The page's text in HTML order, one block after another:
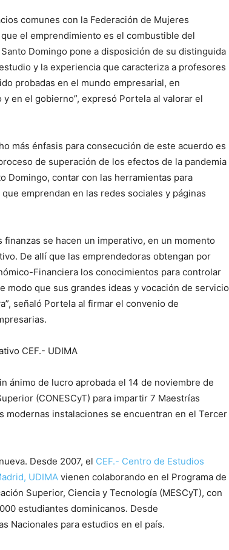
comunes con la Federación de Mujeres
el emprendimiento es el combustible del
Domingo pone a disposición de su distinguida
y la experiencia que caracteriza a profesores
probadas en el mundo empresarial, en
en el gobierno”, expresó Portela al valorar el
más énfasis para consecución de este acuerdo es
de superación de los efectos de la pandemia
Domingo, contar con las herramientas para
emprendan en las redes sociales y páginas
se hacen un imperativo, en un momento
De allí que las emprendedoras obtengan por
Financiera los conocimientos para controlar
modo que sus grandes ideas y vocación de servicio
señaló Portela al firmar el convenio de
CEF.- UDIMA
ánimo de lucro aprobada el 14 de noviembre de
(CONESCyT) para impartir 7 Maestrías
modernas instalaciones se encuentran en el Tercer
Desde 2007, el CEF.- Centro de Estudios
UDIMA vienen colaborando en el Programa de
Superior, Ciencia y Tecnología (MESCyT), con
estudiantes dominicanos. Desde
Nacionales para estudios en el país.